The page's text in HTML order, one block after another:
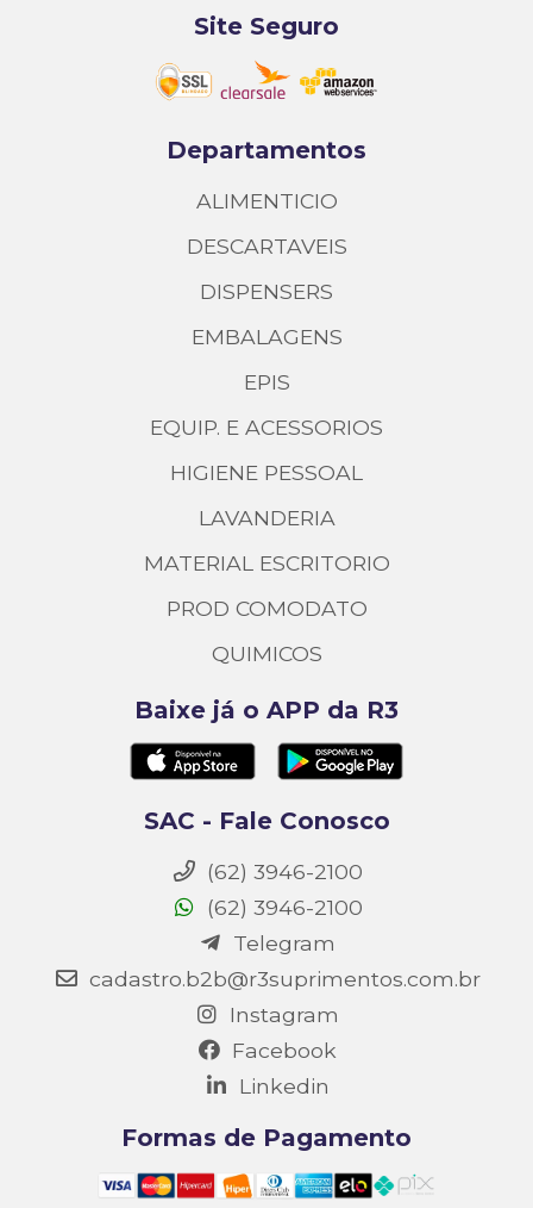
Site Seguro
Departamentos
ALIMENTICIO
DESCARTAVEIS
DISPENSERS
EMBALAGENS
EPIS
EQUIP. E ACESSORIOS
HIGIENE PESSOAL
LAVANDERIA
MATERIAL ESCRITORIO
PROD COMODATO
QUIMICOS
Baixe já o APP da R3
SAC - Fale Conosco
(62) 3946-2100
(62) 3946-2100
Telegram
cadastro.b2b@r3suprimentos.com.br
Instagram
Facebook
Linkedin
Formas de Pagamento